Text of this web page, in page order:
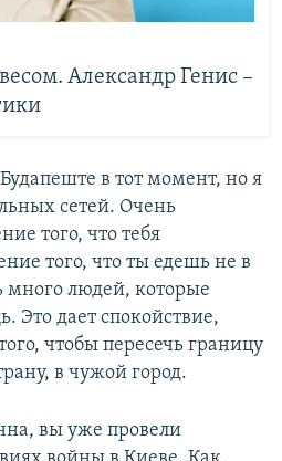
Александр Генис –
в тот момент, но я
сетей. Очень
того, что тебя
того, что ты едешь не в
много людей, которые
Это дает спокойствие,
чтобы пересечь границу
в чужой город.
вы уже провели